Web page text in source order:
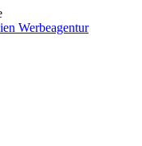
Werbeagentur